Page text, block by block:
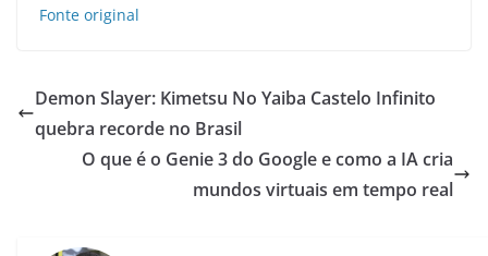
Fonte original
Demon Slayer: Kimetsu No Yaiba Castelo Infinito
quebra recorde no Brasil
O que é o Genie 3 do Google e como a IA cria
mundos virtuais em tempo real